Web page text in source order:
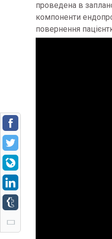
проведена в
компоненти
повернення